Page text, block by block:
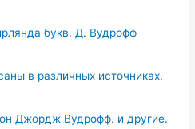
букв. Д. Вудрофф
в различных источниках.
Джордж Вудрофф. и другие.